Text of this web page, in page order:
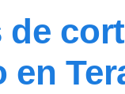
de
en